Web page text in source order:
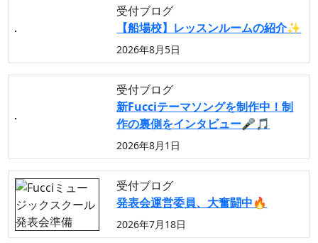
受付ブログ
【船場校】レッスンルームの紹介✨
2026年8月5日
受付ブログ
新Fucciテーマソングを制作中！制
作の裏側をインタビュー🎤🎵
2026年8月1日
受付ブログ
発表会運営委員、大奮闘中🔥
2026年7月18日